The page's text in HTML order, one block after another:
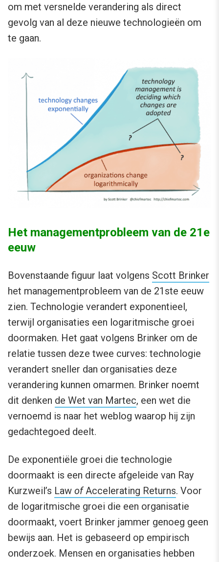
om met versnelde verandering als direct
gevolg van al deze nieuwe technologieën om
te gaan.
Het managementprobleem van de 21e
eeuw
Bovenstaande figuur laat volgens Scott Brinker
het managementprobleem van de 21ste eeuw
zien. Technologie verandert exponentieel,
terwijl organisaties een logaritmische groei
doormaken. Het gaat volgens Brinker om de
relatie tussen deze twee curves: technologie
verandert sneller dan organisaties deze
verandering kunnen omarmen. Brinker noemt
dit denken de Wet van Martec, een wet die
vernoemd is naar het weblog waarop hij zijn
gedachtegoed deelt.
De exponentiële groei die technologie
doormaakt is een directe afgeleide van Ray
Kurzweil’s Law ofAccelerating Returns. Voor
de logaritmische groei die een organisatie
doormaakt, voert Brinker jammer genoeg geen
bewijs aan. Het is gebaseerd op empirisch
onderzoek. Mensen en organisaties hebben